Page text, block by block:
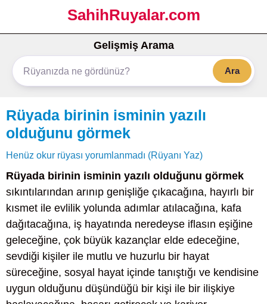
SahihRuyalar.com
Gelişmiş Arama
Ara
Rüyada birinin isminin yazılı
olduğunu görmek
Henüz okur rüyası yorumlanmadı (Rüyanı Yaz)
Rüyada birinin isminin yazılı olduğunu görmek
sıkıntılarından arınıp genişliğe çıkacağına, hayırlı bir
kısmet ile evlilik yolunda adımlar atılacağına, kafa
dağıtacağına, iş hayatında neredeyse iflasın eşiğine
geleceğine, çok büyük kazançlar elde edeceğine,
sevdiği kişiler ile mutlu ve huzurlu bir hayat
süreceğine, sosyal hayat içinde tanıştığı ve kendisine
uygun olduğunu düşündüğü bir kişi ile bir ilişkiye